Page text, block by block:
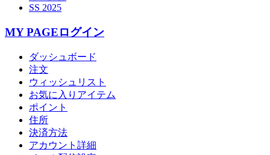
SS 2025
MY PAGEログイン
ダッシュボード
注文
ウィッシュリスト
お気に入りアイテム
ポイント
住所
決済方法
アカウント詳細